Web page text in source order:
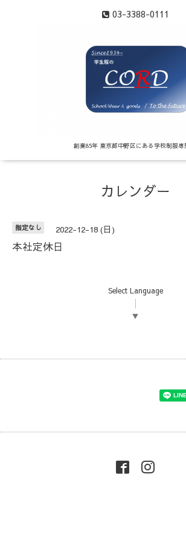
03-3388-0111
創業85年 東京都中野区にある学校制服専
カレンダー
指定なし 2022-12-18 (日)
本社定休日
Select Language
▼